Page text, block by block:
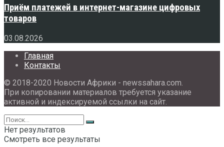
Приём платежей в интернет-магазине цифровых
товаров
03.08.2026
Главная
Контакты
© 2018-2020 Новости Африки - newssahara.com.
При копировании материалов требуется указание
активной и индексируемой ссылки на сайт.
Нет результатов
Смотреть все результаты